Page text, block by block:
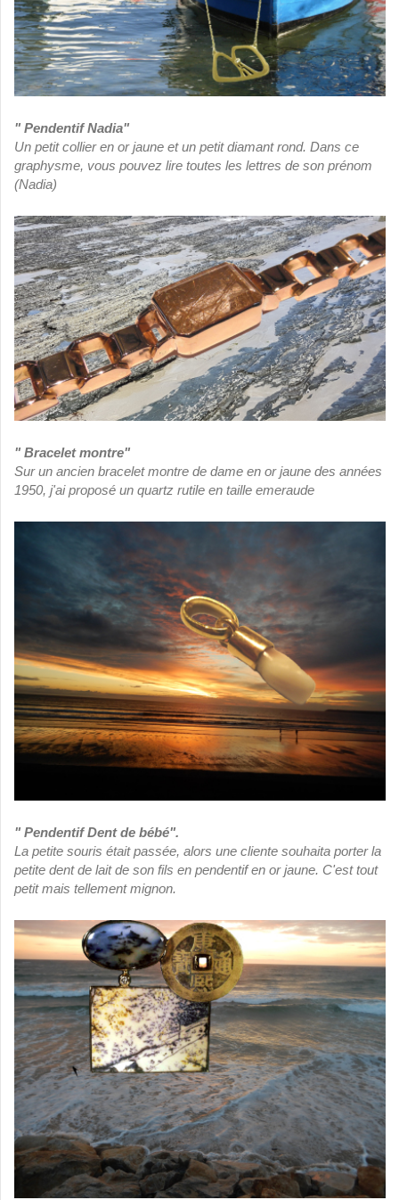
" Pendentif Nadia"
Un petit collier en or jaune et un petit diamant rond. Dans ce
graphysme, vous pouvez lire toutes les lettres de son prénom
(Nadia)
" Bracelet montre"
Sur un ancien bracelet montre de dame en or jaune des années
1950, j'ai proposé un quartz rutile en taille emeraude
" Pendentif Dent de bébé".
La petite souris était passée, alors une cliente souhaita porter la
petite dent de lait de son fils en pendentif en or jaune. C'est tout
petit mais tellement mignon.